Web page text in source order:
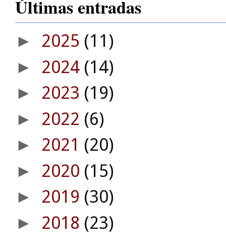
Últimas entradas
► 2025 (11)
► 2024 (14)
► 2023 (19)
► 2022 (6)
► 2021 (20)
► 2020 (15)
► 2019 (30)
► 2018 (23)